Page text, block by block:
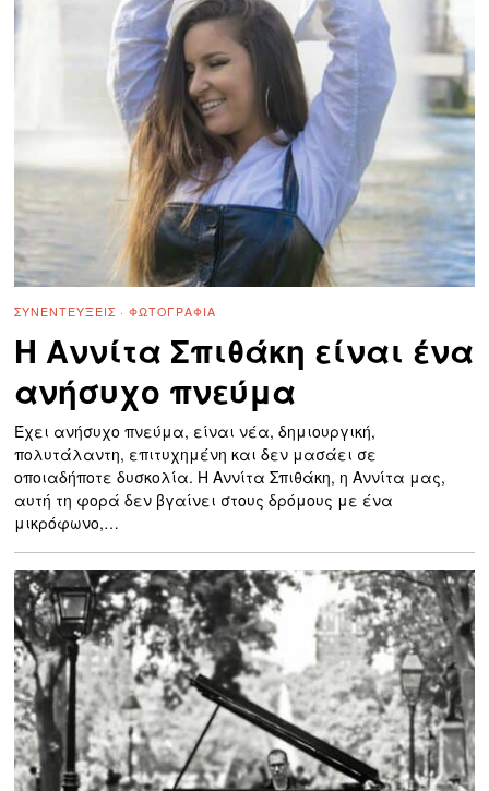
ΣΥΝΕΝΤΕΎΞΕΙΣ · ΦΩΤΟΓΡΑΦΊΑ
Η Αννίτα Σπιθάκη είναι ένα
ανήσυχο πνεύμα
Έχει ανήσυχο πνεύμα, είναι νέα, δημιουργική,
πολυτάλαντη, επιτυχημένη και δεν μασάει σε
οποιαδήποτε δυσκολία. Η Αννίτα Σπιθάκη, η Αννίτα μας,
αυτή τη φορά δεν βγαίνει στους δρόμους με ένα
μικρόφωνο,…